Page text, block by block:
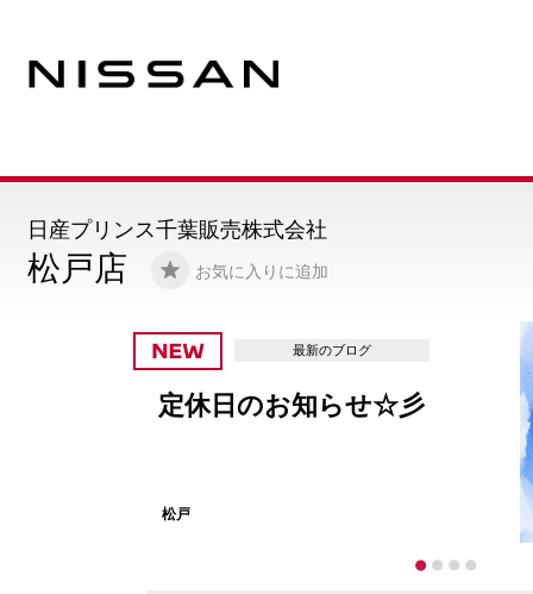
松戸店 お気に入りに追加
日産プリンス千葉販売株式会社
最新のブログ
定休日のお知らせ☆彡